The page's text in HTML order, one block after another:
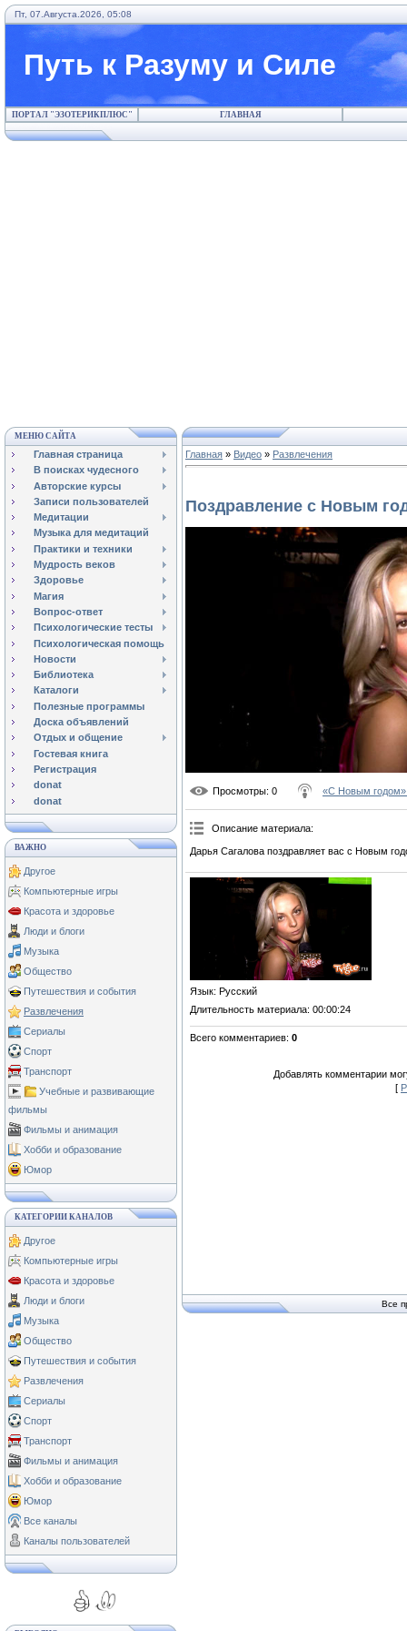
Пт, 07.Августа.2026, 05:08
Путь к Разуму и Силе
ПОРТАЛ "ЭЗОТЕРИКПЛЮС" ГЛАВНАЯ
МЕНЮ САЙТА
Главная страница
В поисках чудесного
Авторские курсы
Записи пользователей
Медитации
Музыка для медитаций
Практики и техники
Мудрость веков
Здоровье
Магия
Вопрос-ответ
Психологические тесты
Психологическая помощь
Новости
Библиотека
Каталоги
Полезные программы
Доска объявлений
Отдых и общение
Гостевая книга
Регистрация
donat
donat
ВАЖНО
Другое
Компьютерные игры
Красота и здоровье
Люди и блоги
Музыка
Общество
Путешествия и события
Развлечения
Сериалы
Спорт
Транспорт
Учебные и развивающие
фильмы
Фильмы и анимация
Хобби и образование
Юмор
КАТЕГОРИИ КАНАЛОВ
Другое
Компьютерные игры
Красота и здоровье
Люди и блоги
Музыка
Общество
Путешествия и события
Развлечения
Сериалы
Спорт
Транспорт
Фильмы и анимация
Хобби и образование
Юмор
Все каналы
Каналы пользователей
Главная » Видео » Развлечения
Поздравление с Новым
Просмотры: 0 «С Новым годом»
Описание материала:
Дарья Сагалова поздравляет вас с Новым
Язык: Русский
Длительность материала: 00:00:24
Всего комментариев: 0
Добавлять комментарии
[
Все